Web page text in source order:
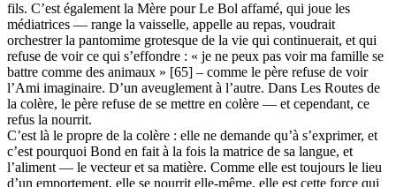
fils. C’est également la Mère pour Le Bol affamé, qui joue les
médiatrices — range la vaisselle, appelle au repas, voudrait
orchestrer la pantomime grotesque de la vie qui continuerait, et qui
refuse de voir ce qui s’effondre : « je ne peux pas voir ma famille se
battre comme des animaux » [65] – comme le père refuse de voir
l’Ami imaginaire. D’un aveuglement à l’autre. Dans Les Routes de
la colère, le père refuse de se mettre en colère — et cependant, ce
refus la nourrit.
C’est là le propre de la colère : elle ne demande qu’à s’exprimer, et
c’est pourquoi Bond en fait à la fois la matrice de sa langue, et
l’aliment — le vecteur et sa matière. Comme elle est toujours le lieu
d’un emportement, elle se nourrit elle-même, elle est cette force qui